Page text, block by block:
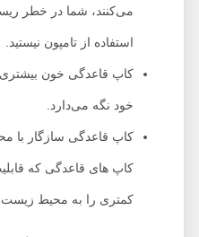
می‌کنند، شما در خطر ریسک
استفاده از تامپون نیستید.
کاپ قاعدگی خون بیشتری را
خود نگه می‌دارد.
کاپ قاعدگی سازگار با محیط
کاپ های قاعدگی که قابلیت
کمتری را به محیط زیست وارد